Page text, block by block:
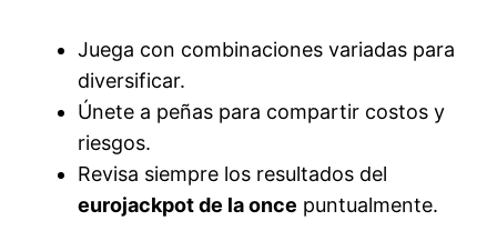
Juega con combinaciones variadas para
diversificar.
Únete a peñas para compartir costos y
riesgos.
Revisa siempre los resultados del
eurojackpot de la once puntualmente.